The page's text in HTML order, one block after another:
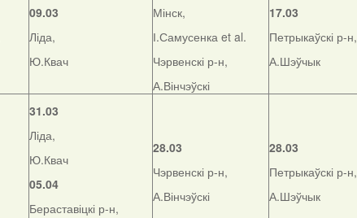
09.03
Ліда,
Ю.Квач
Мінск,
І.Самусенка et al.
Чэрвенскі р-н,
А.Вінчэўскі
17.03
Петрыкаўскі р-н,
А.Шэўчык
31.03
Ліда,
Ю.Квач
05.04
Бераставіцкі р-н,
28.03
Чэрвенскі р-н,
А.Вінчэўскі
28.03
Петрыкаўскі р-н,
А.Шэўчык